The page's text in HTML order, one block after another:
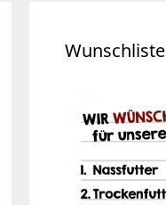
Wunschliste